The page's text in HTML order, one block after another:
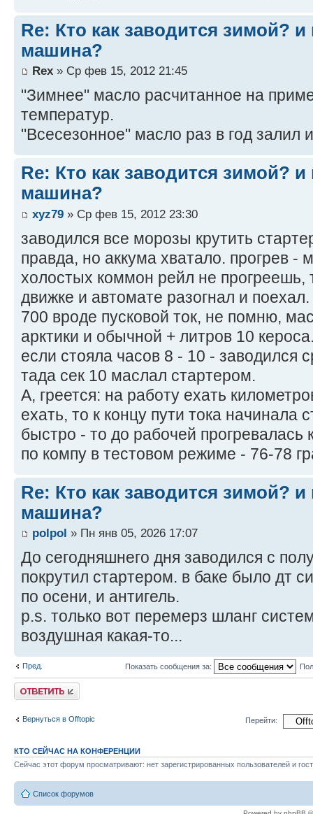
Re: Кто как заводится зимой? и
машина?
Rex » Ср фев 15, 2012 21:45
"Зимнее" масло расчитанное на
температур.
"Всесезонное" масло раз в год залил
Re: Кто как заводится зимой? и
машина?
xyz79 » Ср фев 15, 2012 23:30
заводился все морозы крутить
правда, но аккума хватало. прогрев -
холостых коммон рейл не прогреешь,
движке и автомате разогнал и
700 вроде пусковой ток, не помню,
арктики и обычной + литров 10
если стояла часов 8 - 10 - заводился
тада сек 10 маслал стартером.
А, греется: на работу ехать
ехать, то к концу пути тока начинала
быстро - то до рабочей прогревалась
по компу в тестовом режиме - 76-78
Re: Кто как заводится зимой? и
машина?
polpol » Пн янв 05, 2026 17:07
До сегодняшнего дня заводился с
покрутил стартером. в баке было дт
по осени, и антигель.
p.s. только вот перемерз шланг
воздушная какая-то...
Пред. Показать сообщения за:
Ответить
Вернуться в Offtopic Перейти:
КТО СЕЙЧАС НА КОНФЕРЕНЦИИ
Сейчас этот форум просматривают: нет зарегистрированных пользователей и
Список форумов